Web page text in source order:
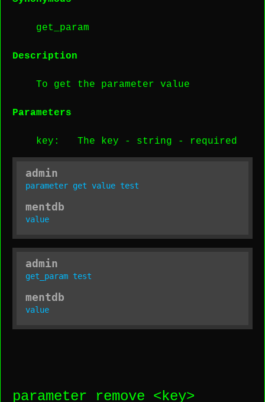
get_param
Description
To get the parameter value
Parameters
key : The key - string - required
admin
parameter get value test
mentdb
value
admin
get_param test
mentdb
value
parameter remove <key>